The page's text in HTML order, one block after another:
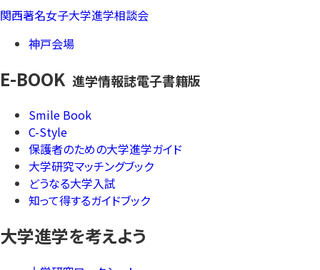
関西著名女子大学進学相談会
神戸会場
E-BOOK 進学情報誌電子書籍版
Smile Book
C-Style
保護者のための大学進学ガイド
大学研究マッチングブック
どうなる大学入試
知って得するガイドブック
大学進学を考えよう